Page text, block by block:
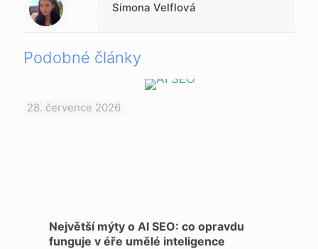
Simona Velflová
Podobné články
28. července 2026
Největší mýty o AI SEO: co opravdu
funguje v éře umělé inteligence